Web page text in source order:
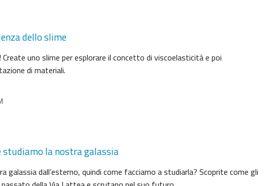
dello slime
Create uno slime per esplorare il concetto di viscoelasticità e poi
di materiali.
la nostra galassia
galassia dall’esterno, quindi come facciamo a studiarla? Scoprite come gli